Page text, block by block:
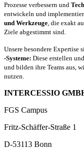
Prozesse verbessern und
entwickeln und
und Werkzeuge, die exakt
Ziele abgestimmt sind.
Unsere besondere Expertise
-Systeme: Diese erstellen
und bilden ihre Teams aus,
nutzen.
INTERCESSIO
FGS Campus
Fritz-Schäffer-Straße 1
D-53113 Bonn